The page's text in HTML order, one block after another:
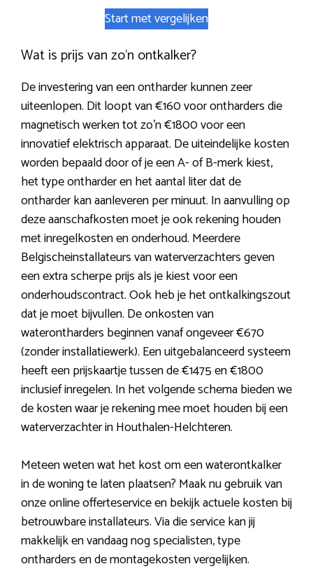
Start met vergelijken
Wat is prijs van zo’n ontkalker?
De investering van een ontharder kunnen zeer
uiteenlopen. Dit loopt van €160 voor ontharders die
magnetisch werken tot zo’n €1800 voor een
innovatief elektrisch apparaat. De uiteindelijke kosten
worden bepaald door of je een A- of B-merk kiest,
het type ontharder en het aantal liter dat de
ontharder kan aanleveren per minuut. In aanvulling op
deze aanschafkosten moet je ook rekening houden
met inregelkosten en onderhoud. Meerdere
Belgischeinstallateurs van waterverzachters geven
een extra scherpe prijs als je kiest voor een
onderhoudscontract. Ook heb je het ontkalkingszout
dat je moet bijvullen. De onkosten van
waterontharders beginnen vanaf ongeveer €670
(zonder installatiewerk). Een uitgebalanceerd systeem
heeft een prijskaartje tussen de €1475 en €1800
inclusief inregelen. In het volgende schema bieden we
de kosten waar je rekening mee moet houden bij een
waterverzachter in Houthalen-Helchteren.
Meteen weten wat het kost om een waterontkalker
in de woning te laten plaatsen? Maak nu gebruik van
onze online offerteservice en bekijk actuele kosten bij
betrouwbare installateurs. Via die service kan jij
makkelijk en vandaag nog specialisten, type
ontharders en de montagekosten vergelijken.